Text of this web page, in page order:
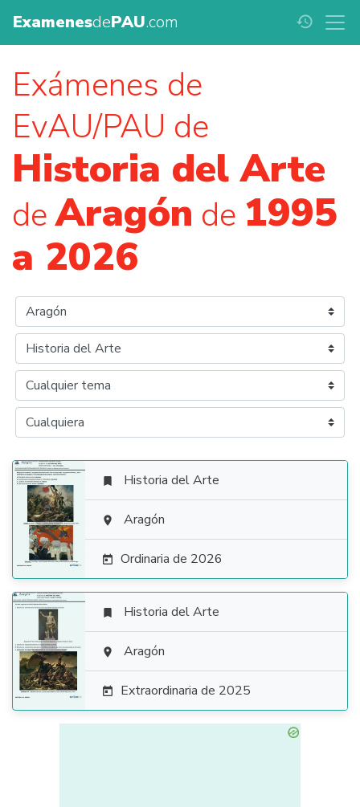
ExamenesdePAU.com history
Exámenes de
EvAU/PAU de
Historia del Arte
deAragón de 1995
a 2026

 Historia del Arte
 Aragón
 Ordinaria de 2026

 Historia del Arte
 Aragón
 Extraordinaria de 2025